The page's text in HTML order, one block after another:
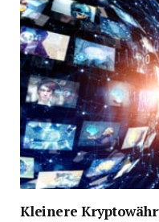
Kleinere